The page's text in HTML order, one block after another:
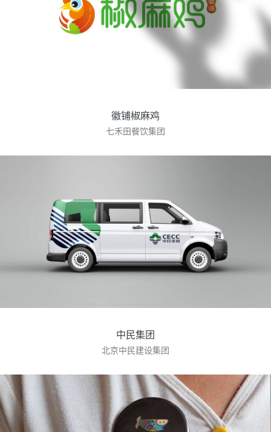
徽铺椒麻鸡
七禾田餐饮集团
中民集团
北京中民建设集团